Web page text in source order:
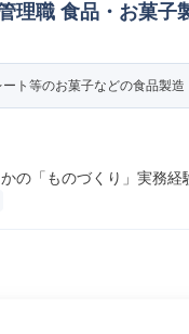
理職 食品・お菓
ー(食品/飲料/たばこ)
ト等のお菓子などの食品製
の「ものづくり」実務経